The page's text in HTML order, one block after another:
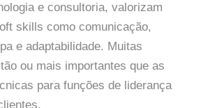
e consultoria, valorizam
skills como comunicação,
e adaptabilidade. Muitas
ou mais importantes que as
para funções de liderança